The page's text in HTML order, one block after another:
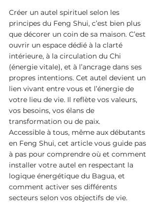
Créer un autel spirituel selon les
principes du Feng Shui, c’est bien plus
que décorer un coin de sa maison. C’est
ouvrir un espace dédié à la clarté
intérieure, à la circulation du Chi
(énergie vitale), et à l’ancrage dans ses
propres intentions. Cet autel devient un
lien vivant entre vous et l’énergie de
votre lieu de vie. Il reflète vos valeurs,
vos besoins, vos élans de
transformation ou de paix.
Accessible à tous, même aux débutants
en Feng Shui, cet article vous guide pas
à pas pour comprendre où et comment
installer votre autel en respectant la
logique énergétique du Bagua, et
comment activer ses différents
secteurs selon vos objectifs de vie.